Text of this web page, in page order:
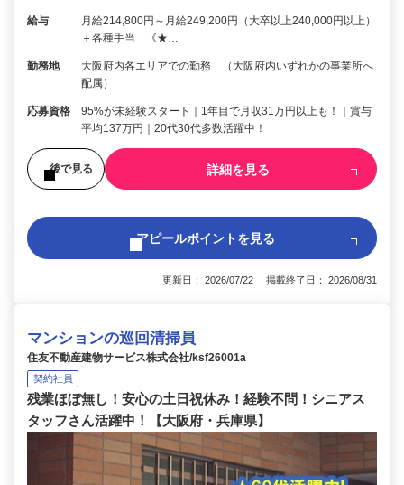
給与
月給214,800円～月給249,200円（大卒以上240,000円以上）
＋各種手当 《★…
勤務地
大阪府内各エリアでの勤務 （大阪府内いずれかの事業所へ
配属）
応募資格
95%が未経験スタート｜1年目で月収31万円以上も！｜賞与
平均137万円｜20代30代多数活躍中！
後で見る 詳細を見る
アピールポイントを見る
更新日： 2026/07/22 掲載終了日： 2026/08/31
マンションの巡回清掃員
住友不動産建物サービス株式会社/ksf26001a
契約社員
残業ほぼ無し！安心の土日祝休み！経験不問！シニアス
タッフさん活躍中！【大阪府・兵庫県】